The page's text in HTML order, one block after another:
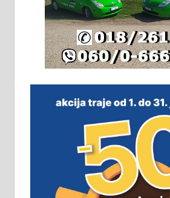
Издајем комплетно
халу на Житковачком
плацу површине
064/321-80-51; 063/102-35-
м2 са плацем од 8 ари у
виру у Алексинцу.
замена. 064/21-63-584
ПОСЛОВНИ